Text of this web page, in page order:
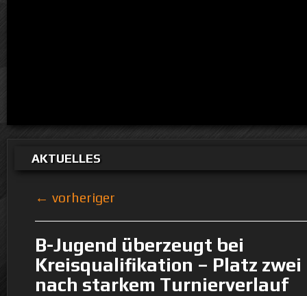
AKTUELLES
← vorheriger
B-Jugend überzeugt bei
Kreisqualifikation – Platz zwei
nach starkem Turnierverlauf